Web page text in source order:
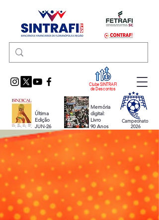
Clube SINTRAFI
de Descontos
Última
Edição
JUN-26
Memória
digital:
Livro
90 Anos
Campeonato
2026